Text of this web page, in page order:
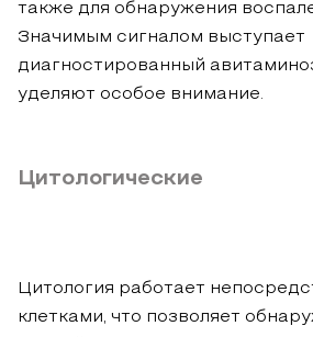
также для обнаружения
Значимым сигналом выступает
диагностированный
уделяют особое внимание.
Цитологические
Цитология работает
клетками, что позволяет